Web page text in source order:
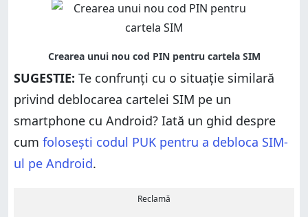
SUGESTIE: Te confrunți cu o situație similară
privind deblocarea cartelei SIM pe un
smartphone cu Android? Iată un ghid despre
cum folosești codul PUK pentru a debloca SIM-
ul pe Android.
Reclamă